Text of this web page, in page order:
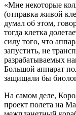
«Мне некоторые
(отправка живой
думал об этом,
тогда клетка
силу того, что
запустить, не
разрабатываемых
Большой аппарат
защищали бы
На самом деле,
проект полета на